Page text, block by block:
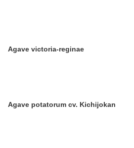
Agave victoria-reginae
Agave potatorum cv. Kichijokan